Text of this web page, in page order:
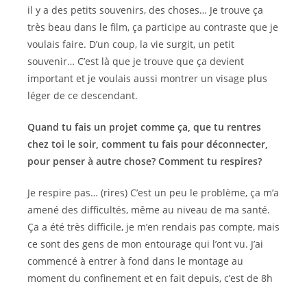
il y a des petits souvenirs, des choses… Je trouve ça
très beau dans le film, ça participe au contraste que je
voulais faire. D’un coup, la vie surgit, un petit
souvenir… C’est là que je trouve que ça devient
important et je voulais aussi montrer un visage plus
léger de ce descendant.
Quand tu fais un projet comme ça, que tu rentres
chez toi le soir, comment tu fais pour déconnecter,
pour penser à autre chose? Comment tu respires?
Je respire pas… (rires) C’est un peu le problème, ça m’a
amené des difficultés, même au niveau de ma santé.
Ça a été très difficile, je m’en rendais pas compte, mais
ce sont des gens de mon entourage qui l’ont vu. J’ai
commencé à entrer à fond dans le montage au
moment du confinement et en fait depuis, c’est de 8h